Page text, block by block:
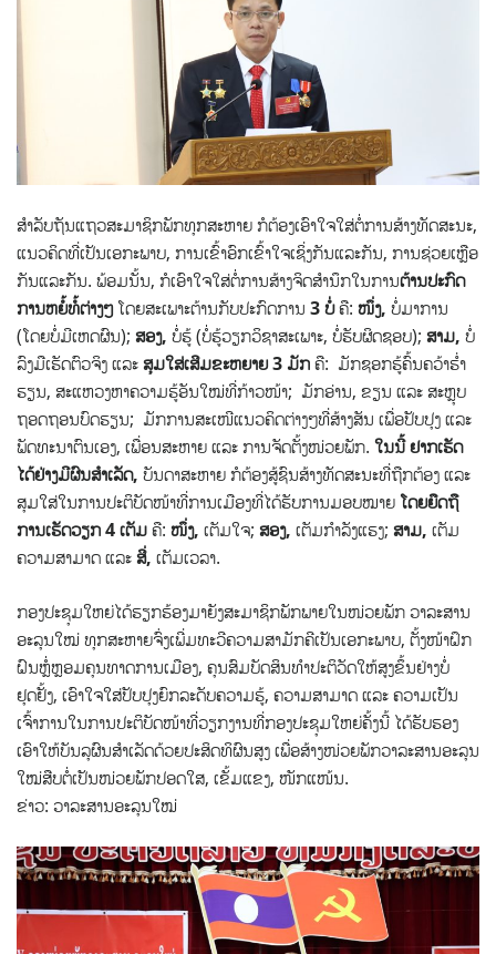
ສຳລັບຖັນແຖວສະມາຊິກພັກທຸກສະຫາຍ ກໍຕ້ອງເອົາ​ໃຈ​ໃສ່​ຕໍ່​ການ​ສ້າງ​ທັດສະນະ​,
ແນວ​ຄິດ​ທີ່ເປັນ​ເອກະ​ພາບ, ການ​ເຂົ້າ​ອົກ​ເຂົ້າ​ໃຈ​ເຊິ່ງກັນແລະ​ກັນ, ການ​ຊ່ວຍ​ເຫຼືອ​
ກັນ​ແລະ​ກັນ. ພ້ອມ​ນັ້ນ, ກໍ​ເອົາ​ໃຈ​ໃສ່​ຕໍ່​ການ​ສ້າງ​ຈິດ​ສຳນຶກ​​ໃນ​ການ​ຕ້ານ​ປະ​ກົດ​
ການຫຍໍ້ທໍ້ຕ່າງໆໂດຍສະເພາະຕ້ານກັບປະກົດການ 3 ບໍ່ຄື: ໜຶ່ງ, ບໍ່​ມາ​ການ
(ໂດຍບໍ່ມີເຫດຜົນ); ສອງ, ບໍ່​ຮູ້ (ບໍ່ຮູ້ວຽກວິຊາສະເພາະ, ບໍ່ຮັບຜິດຊອບ); ສາມ, ບໍ່​
ລົງມືເຮັດຕົວຈິງ ແລະສຸມໃສ່ເສີມ​ຂະຫຍາຍ 3 ມັກຄື:  ມັກ​ຊອກ​ຮູ້ຄົ້ນຄວ້າ​ຮ່ຳ
ຮຽນ, ສະ​ແຫວ​ງຫາ​ຄວາມ​ຮູ້​ອັນ​ໃໝ່ທີ່ກ້າວໜ້າ;  ມັກ​ອ່ານ, ຂຽນ ແລະ ສະຫຼຸບ
ຖອດ​ຖອນ​ບົດຮຽນ;  ມັກ​ການສະ​ເໜີ​ແນວ​ຄິດ​ຕ່າງໆ​ທີ່​ສ້າງສັນ ​ເພື່ອ​ປັບປຸງ ​ແລະ
ພັດທະນາຕົນ​ເອງ, ເພື່ອນ​ສະ​ຫາຍ ແລະ ​ການຈັດ​ຕັ້ງໜ່ວຍພັກ. ໃນນີ້ ຢາກເຮັດ
ໄດ້ຢ່າງມີຜົນສຳເລັດ, ບັນດາສະຫາຍ ກໍຕ້ອງສູ້ຊົນສ້າງທັດສະນະທີ່ຖືກຕ້ອງ ແລະ
ສຸມໃສ່ໃນການປະຕິບັດໜ້າທີ່ການເມືອງທີ່ໄດ້ຮັບການມອບໝາຍ ໂດຍຍືດຖື
ການເຮັດວຽກ 4 ເຕັມຄື: ໜຶ່ງ, ເຕັມໃຈ; ສອງ, ເຕັມກຳລັງແຮງ; ສາມ, ເຕັມ
ຄວາມສາມາດ ແລະສີ່, ເຕັມເວລາ.
ກອງປະຊຸມໃຫຍ່ໄດ້ຮຽກຮ້ອງມາຍັງສະມາຊິກພັກພາຍໃນໜ່ວຍພັກ ວາລະສານ
ອະລຸນໃໝ່ ທຸກສະຫາຍຈົ່ງເພີ່ມທະວີຄວາມສາມັກຄີເປັນເອກະພາບ, ຕັ້ງໜ້າຝຶກ
ຝົນຫຼໍ່ຫຼອມຄຸນທາດການເມືອງ, ຄຸນສົມບັດສິນທຳປະຕິວັດໃຫ້ສູງຂຶ້ນຢ່າງບໍ່
ຢຸດຢັ້ງ, ເອົາໃຈໃສ່ປັບປຸງຍົກລະດັບຄວາມຮູ້, ຄວາມສາມາດ ແລະ ຄວາມເປັນ
ເຈົ້າການໃນການປະຕິບັດໜ້າທີ່ວຽກງານທີ່ກອງປະຊຸມໃຫຍ່ຄັ້ງນີ້ ໄດ້ຮັບຮອງ
ເອົາໃຫ້ບັນລຸຜົນສຳເລັດດ້ວຍປະສິດທິຜົນສູງ ເພື່ອສ້າງໜ່ວຍພັກວາລະສານອະລຸນ
ໃໝ່ສືບຕໍ່ເປັນໜ່ວຍພັກປອດໃສ, ເຂັ້ມແຂງ, ໜັກແໜ້ນ.
ຂ່າວ: ວາລະສານອະລຸນໃໝ່